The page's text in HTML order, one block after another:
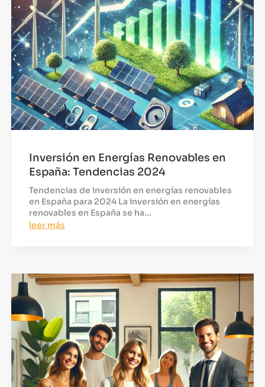
Inversión en Energías Renovables en
España: Tendencias 2024
Tendencias de inversión en energías renovables
en España para 2024 La inversión en energías
renovables en España se ha...
leer más